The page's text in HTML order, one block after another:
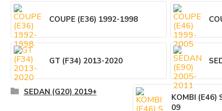
COUPE (E36) 1992-1998
GT (F34) 2013-2020
SEDAN (G20) 2019+
KOMBI (E46)
09